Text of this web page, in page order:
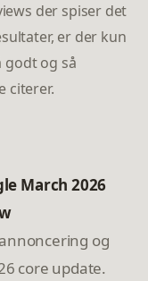
der spiser det
er der kun
godt og så
citerer.
March 2026
og
core update.